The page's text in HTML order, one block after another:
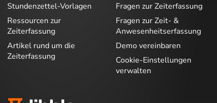
Stundenzettel-Vorlagen
Ressourcen zur
Zeiterfassung
Artikel rund um die
Zeiterfassung
Fragen zur Zeiterfassung
Fragen zur Zeit- &
Anwesenheitserfassung
Demo vereinbaren
Cookie-Einstellungen
verwalten